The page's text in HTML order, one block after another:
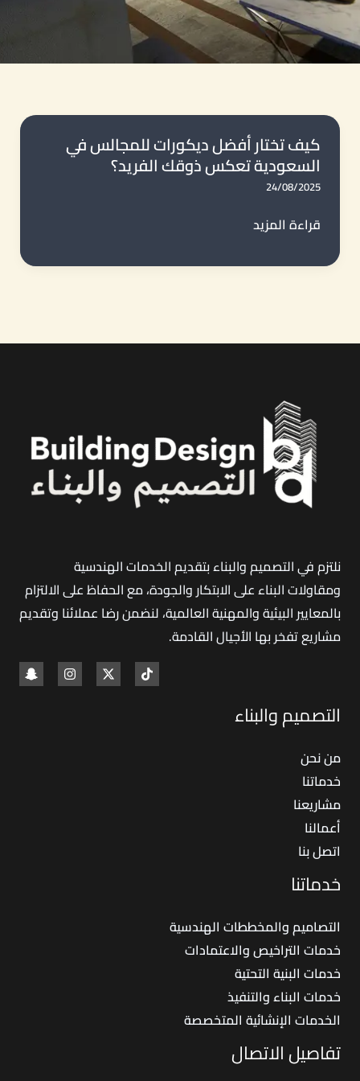
كيف تختار أفضل ديكورات للمجالس في
السعودية تعكس ذوقك الفريد؟
24/08/2025
كيف
أفضل
في
ذوقك
الفريد؟
قراءة المزيد
نلتزم في التصميم والبناء بتقديم الخدمات الهندسية
ومقاولات البناء على الابتكار والجودة، مع الحفاظ على الالتزام
بالمعايير البيئية والمهنية العالمية، لنضمن رضا عملائنا وتقديم
مشاريع تفخر بها الأجيال القادمة.
التصميم والبناء
من نحن
خدماتنا
مشاريعنا
أعمالنا
اتصل بنا
خدماتنا
التصاميم والمخططات الهندسية
خدمات التراخيص والاعتمادات
خدمات البنية التحتية
خدمات البناء والتنفيذ
الخدمات الإنشائية المتخصصة
تفاصيل الاتصال